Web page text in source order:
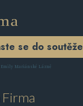
se do soutěže
Emily Mariánské Lázně